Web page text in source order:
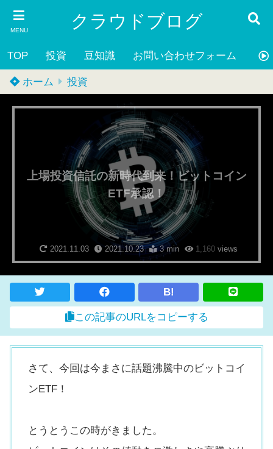
MENU クラウドブログ
TOP 投資 豆知識 お問い合わせフォーム プ
ホーム 投資
上場投資信託の新時代到来！ビットコイン
ETF承認！
2021.11.03 2021.10.23 3 min 1,160views
B!
この記事のURLをコピーする
さて、今回は今まさに話題沸騰中のビットコイ
ンETF！
とうとうこの時がきました。